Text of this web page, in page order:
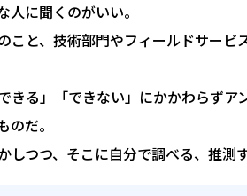
に聞くのがいい。
こと、技術部門やフィールドサー
きる」「できない」にかかわらず
だ。
しつつ、そこに自分で調べる、推測